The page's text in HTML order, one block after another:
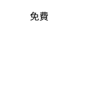
免費